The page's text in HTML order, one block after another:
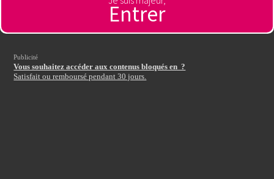
Entrer
Publicité
Vous souhaitez accéder aux contenus bloqués en ?
Satisfait ou remboursé pendant 30 jours.
Autre pays